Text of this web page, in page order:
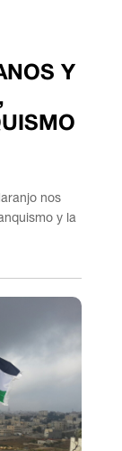
Y
nos
y la